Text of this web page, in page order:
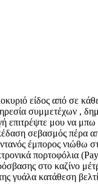
είδος από σε
συμμετέχων ,
επιτρέψτε μου να μπω
σεβασμός πέρα
έμπορος νιώθω
πορτοφόλια
στο καζίνο
γυάλα κατάθεση